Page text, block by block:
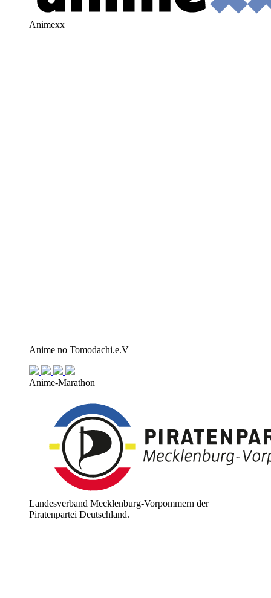
Animexx
Anime no Tomodachi.e.V
Anime-Marathon
Landesverband Mecklenburg-Vorpommern der
Piratenpartei Deutschland.